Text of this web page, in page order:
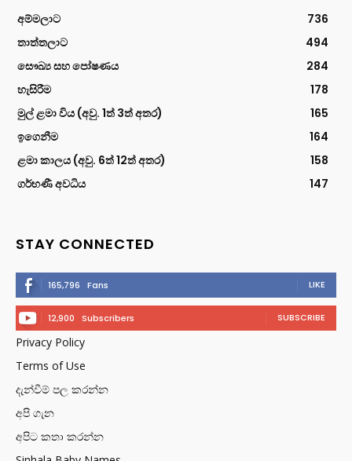
අම්මලාට
736
තාත්තලාට
494
සෞඛ්‍ය සහ පෝෂණය
284
හැසිරීම
178
මුල් ළමා විය (අවු. 1ත් 3ත් අතර)
165
ඉගෙනීම
164
ළමා කාලය (අවු. 6ත් 12ත් අතර)
158
ගර්භණී අවධිය
147
STAY CONNECTED
165,796 Fans LIKE
12,900 Subscribers SUBSCRIBE
Privacy Policy
Terms of Use
දැන්වීම් පල කරන්න
අපි ගැන
අපිට කතා කරන්න